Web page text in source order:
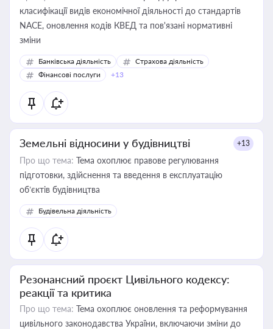
класифікації видів економічної діяльності до стандартів
NACE, оновлення кодів КВЕД та пов'язані нормативні
зміни
Банківська діяльність
Страхова діяльність
Фінансові послуги
+13
Земельні відносини у будівництві +13
Про що тема: Тема охоплює правове регулювання
підготовки, здійснення та введення в експлуатацію
об’єктів будівництва
Будівельна діяльність
Резонансний проєкт Цивільного кодексу:
реакції та критика
Про що тема: Тема охоплює оновлення та реформування
цивільного законодавства України, включаючи зміни до